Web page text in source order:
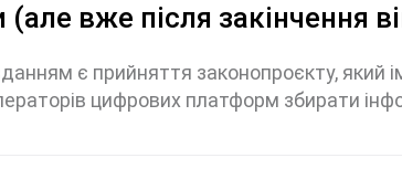
вже після закінчення
є прийняття законопроєкту, який
цифрових платформ збирати